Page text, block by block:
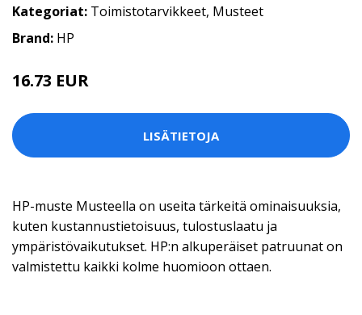
Kategoriat: Toimistotarvikkeet, Musteet
Brand: HP
16.73 EUR
LISÄTIETOJA
HP-muste Musteella on useita tärkeitä ominaisuuksia,
kuten kustannustietoisuus, tulostuslaatu ja
ympäristövaikutukset. HP:n alkuperäiset patruunat on
valmistettu kaikki kolme huomioon ottaen.